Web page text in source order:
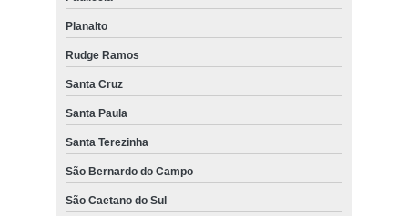
Planalto
Rudge Ramos
Santa Cruz
Santa Paula
Santa Terezinha
São Bernardo do Campo
São Caetano do Sul